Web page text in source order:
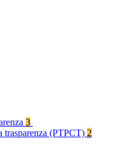
3
trasparenza (PTPCT) 2